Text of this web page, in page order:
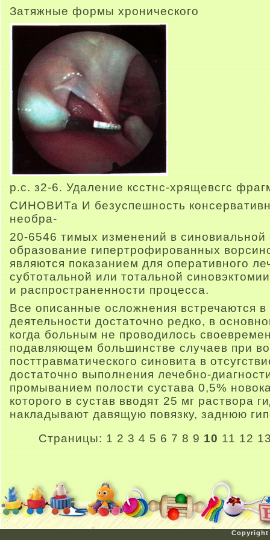
Затяжные формы хронического
p.с. з2-6. Удаление ксстнс-хрящевсгс
СИНОВИТа И безуспешность
необра-
20-6546 тимых изменений в синовиальной
образование гипертрофированных
являются показанием для оперативного
субтотальной или тотальной
и распространенности процесса.
Все описанные осложнения встречаются в
деятельности достаточно редко, в
когда больным не проводилось
подавляющем большинстве случаев при
посттравматического синовита в
достаточно выполнения лечебно-
промыванием полости сустава 0,5%
которого в сустав вводят 25 мг раствора
накладывают давящую повязку, заднюю
Страницы: 1 2 3 4 5 6 7 8 9 10 11 12